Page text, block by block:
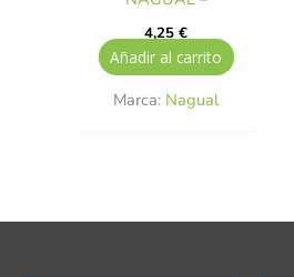
4,25€
Añadir al carrito
Marca: Nagual